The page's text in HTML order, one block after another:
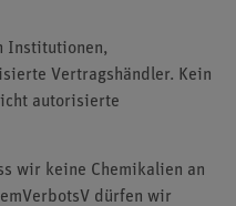
Institutionen,
Vertragshändler. Kein
autorisierte
wir keine Chemikalien an
dürfen wir